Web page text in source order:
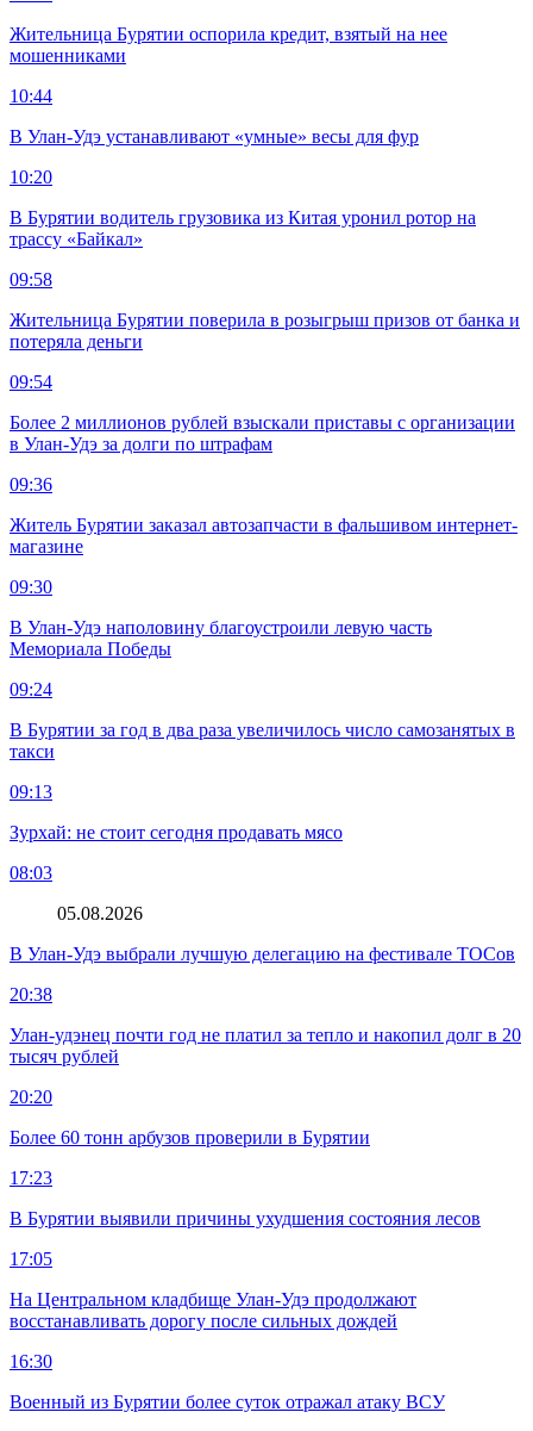
Жительница Бурятии оспорила кредит, взятый на нее
мошенниками
10:44
В Улан-Удэ устанавливают «умные» весы для фур
10:20
В Бурятии водитель грузовика из Китая уронил ротор на
трассу «Байкал»
09:58
Жительница Бурятии поверила в розыгрыш призов от банка и
потеряла деньги
09:54
Более 2 миллионов рублей взыскали приставы с организации
в Улан-Удэ за долги по штрафам
09:36
Житель Бурятии заказал автозапчасти в фальшивом интернет-
магазине
09:30
В Улан-Удэ наполовину благоустроили левую часть
Мемориала Победы
09:24
В Бурятии за год в два раза увеличилось число самозанятых в
такси
09:13
Зурхай: не стоит сегодня продавать мясо
08:03
05.08.2026
В Улан-Удэ выбрали лучшую делегацию на фестивале ТОСов
20:38
Улан-удэнец почти год не платил за тепло и накопил долг в 20
тысяч рублей
20:20
Более 60 тонн арбузов проверили в Бурятии
17:23
В Бурятии выявили причины ухудшения состояния лесов
17:05
На Центральном кладбище Улан-Удэ продолжают
восстанавливать дорогу после сильных дождей
16:30
Военный из Бурятии более суток отражал атаку ВСУ